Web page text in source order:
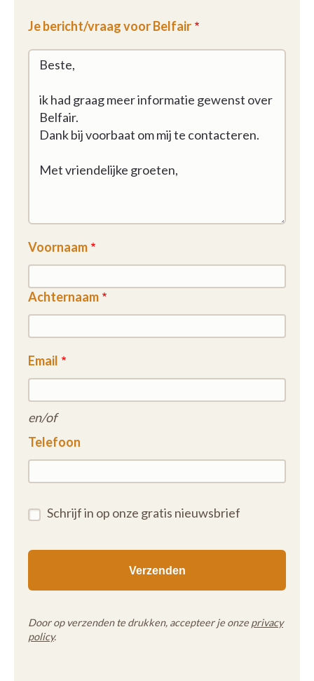
Je bericht/vraag voor Belfair
Voornaam
Achternaam
Email
en/of
Telefoon
Schrijf in op onze gratis nieuwsbrief
Door op verzenden te drukken, accepteer je onze privacy
policy.